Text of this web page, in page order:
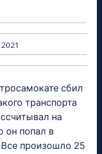
сбил
транспорта
на
он попал в
произошло 25